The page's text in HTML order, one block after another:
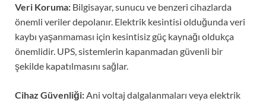
Veri Koruma: Bilgisayar, sunucu ve benzeri cihazlarda
önemli veriler depolanır. Elektrik kesintisi olduğunda veri
kaybı yaşanmaması için kesintisiz güç kaynağı oldukça
önemlidir. UPS, sistemlerin kapanmadan güvenli bir
şekilde kapatılmasını sağlar.
Cihaz Güvenliği:Ani voltaj dalgalanmaları veya elektrik